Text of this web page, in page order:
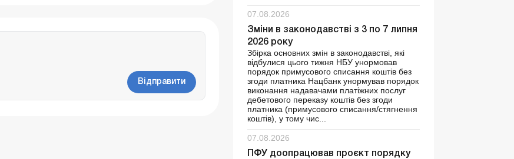
Відправити
07.08.2026
Зміни в законодавстві з 3 по 7 липня
2026 року
Збірка основних змін в законодавстві, які
відбулися цього тижня НБУ унормовав
порядок примусового списання коштів без
згоди платника Нацбанк унормував порядок
виконання надавачами платіжних послуг
дебетового переказу коштів без згоди
платника (примусового списання/стягнення
коштів), у тому чис...
07.08.2026
ПФУ доопрацював проєкт порядку